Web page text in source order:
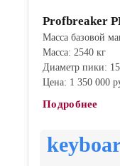
Profbreaker
Масса базовой
Масса: 2540 кг
Диаметр пики:
Цена: 1 350 000
Подробнее